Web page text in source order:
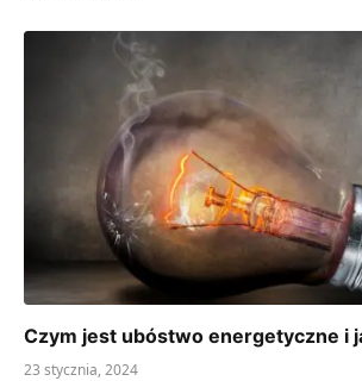
Czym jest ubóstwo energetyczne i
23 stycznia, 2024